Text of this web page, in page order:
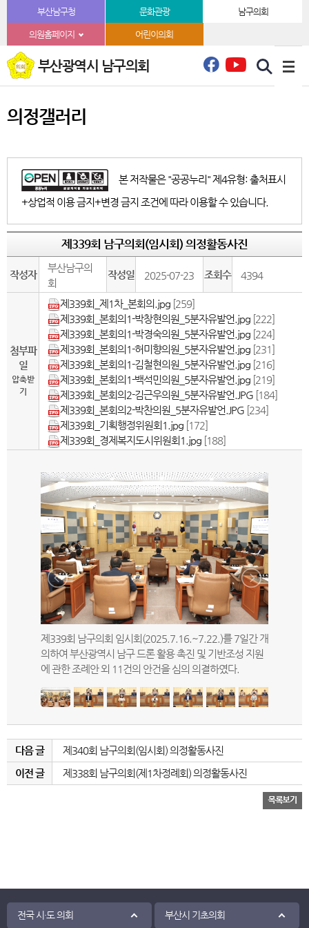
본문바로가기부산남구청 문화관광 남구의회
의원홈페이지 어린이의회
부산광역시 남구의회
의정갤러리
본 저작물은 "공공누리" 제4유형: 출처표시
+상업적 이용 금지+변경 금지 조건에 따라 이용할 수 있습니다.
제339회 남구의회(임시회) 의정활동사진
작성자
부산남구의
회
작성일 2025-07-23 조회수 4394
첨부파
일
압축받
기
제339회_제1차_본회의.jpg [259]
제339회_본회의1-박창현의원_5분자유발언.jpg [222]
제339회_본회의1-박경숙의원_5분자유발언.jpg [224]
제339회_본회의1-허미향의원_5분자유발언.jpg [231]
제339회_본회의1-김철현의원_5분자유발언.jpg [216]
제339회_본회의1-백석민의원_5분자유발언.jpg [219]
제339회_본회의2-김근우의원_5분자유발언.JPG [184]
제339회_본회의2-박찬의원_5분자유발언.JPG [234]
제339회_기획행정위원회1.jpg [172]
제339회_경제복지도시위원회1.jpg [188]
제339회 남구의회 임시회(2025.7.16.~7.22.)를 7일간 개
의하여 부산광역시 남구 드론 활용 촉진 및 기반조성 지원
에 관한 조례안 외 11건의 안건을 심의 의결하였다.
다음 글
제340회 남구의회(임시회) 의정활동사진
이전 글
제338회 남구의회(제1차정례회) 의정활동사진
전국 시·도 의회 부산시 기초의회